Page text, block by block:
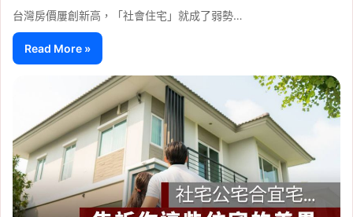
台灣房價屢創新高，「社會住宅」就成了弱勢…
Read More »